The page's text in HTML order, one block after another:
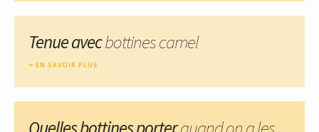
Tenue avecbottines camel
EN SAVOIR PLUS